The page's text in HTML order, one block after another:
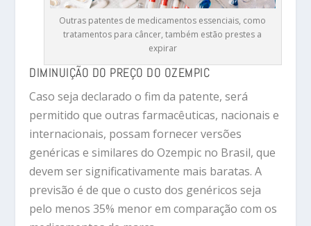
Outras patentes de medicamentos essenciais, como
tratamentos para câncer, também estão prestes a
expirar
DIMINUIÇÃO DO PREÇO DO OZEMPIC
Caso seja declarado o fim da patente, será
permitido que outras farmacêuticas, nacionais e
internacionais, possam fornecer versões
genéricas e similares do Ozempic no Brasil, que
devem ser significativamente mais baratas. A
previsão é de que o custo dos genéricos seja
pelo menos 35% menor em comparação com os